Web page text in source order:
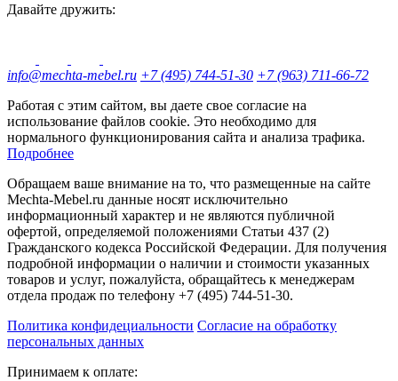
Давайте дружить:
info@mechta-mebel.ru +7 (495) 744-51-30 +7 (963) 711-66-72
Работая с этим сайтом, вы даете свое согласие на
использование файлов cookie. Это необходимо для
нормального функционирования сайта и анализа трафика.
Подробнее
Обращаем ваше внимание на то, что размещенные на сайте
Mechta-Mebel.ru данные носят исключительно
информационный характер и не являются публичной
офертой, определяемой положениями Статьи 437 (2)
Гражданского кодекса Российской Федерации. Для получения
подробной информации о наличии и стоимости указанных
товаров и услуг, пожалуйста, обращайтесь к менеджерам
отдела продаж по телефону +7 (495) 744-51-30.
Политика конфидециальности Согласие на обработку
персональных данных
Принимаем к оплате: